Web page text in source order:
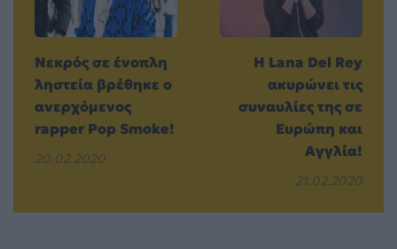
Νεκρός σε ένοπλη
ληστεία βρέθηκε ο
ανερχόμενος
rapper Pop Smoke!
20.02.2020
Η Lana Del Rey
ακυρώνει τις
συναυλίες της σε
Ευρώπη και
Αγγλία!
21.02.2020